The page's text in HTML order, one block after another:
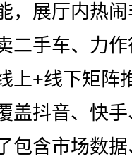
，展厅内热
二手车、力
上+线下矩阵
盖抖音、快
包含市场数